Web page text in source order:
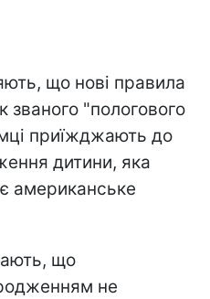
що нові правила
званого "пологового
приїжджають до
дитини, яка
американське
що
не